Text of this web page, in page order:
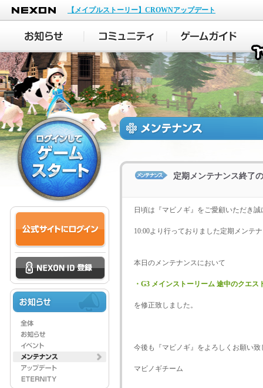
NEXON
【メイプルストーリー】CROWNアップデート
定期メンテナンス終了
日頃は『マビノギ』をご愛顧いただき
10:00より行っておりました定期メンテ
本日のメンテナンスにおいて
・G3 メインストーリーム 途中のクエ
を修正致しました。
今後も『マビノギ』をよろしくお願い致
マビノギチーム